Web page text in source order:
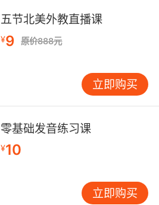
五节北美外教直播课
¥9 原价888元
立即购买
零基础发音练习课
¥10
立即购买